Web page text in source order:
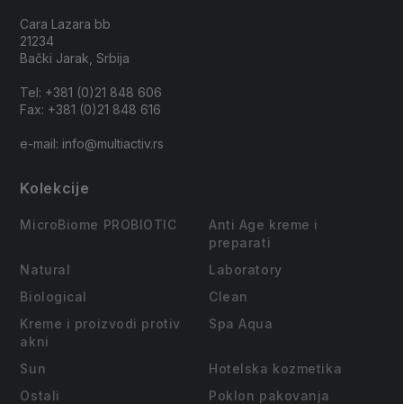
Cara Lazara bb
21234
Bački Jarak, Srbija
Tel: +381 (0)21 848 606
Fax: +381 (0)21 848 616
e-mail: info@multiactiv.rs
Kolekcije
MicroBiome PROBIOTIC
Anti Age kreme i
preparati
Natural
Laboratory
Biological
Clean
Kreme i proizvodi protiv
akni
Spa Aqua
Sun
Hotelska kozmetika
Ostali
Poklon pakovanja